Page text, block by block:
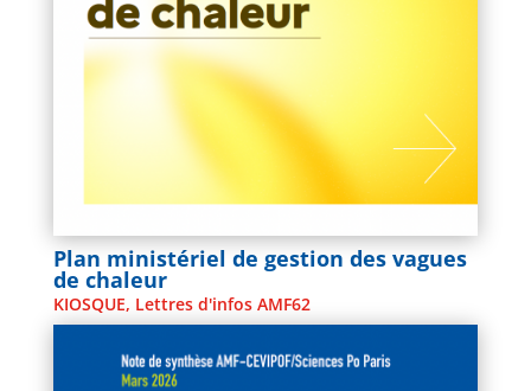
Plan ministériel de gestion des vagues
de chaleur
KIOSQUE, Lettres d'infos AMF62